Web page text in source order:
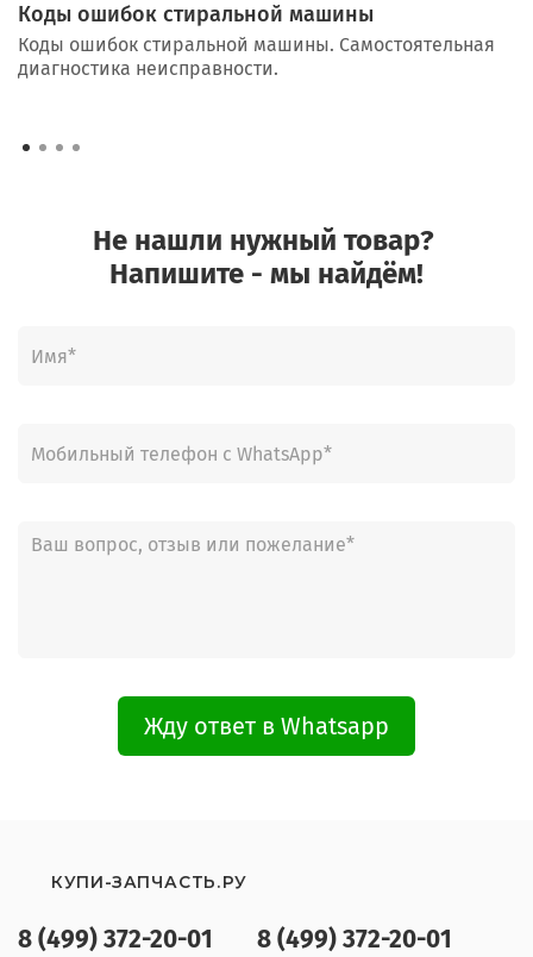
Коды ошибок стиральной машины
Коды ошибок стиральной машины. Самостоятельная
диагностика неисправности.
Не нашли нужный товар?
Напишите - мы найдём!
Жду ответ в Whatsapp
8 (499) 372-20-01 8 (499) 372-20-01
КУПИ-ЗАПЧАСТЬ.РУ